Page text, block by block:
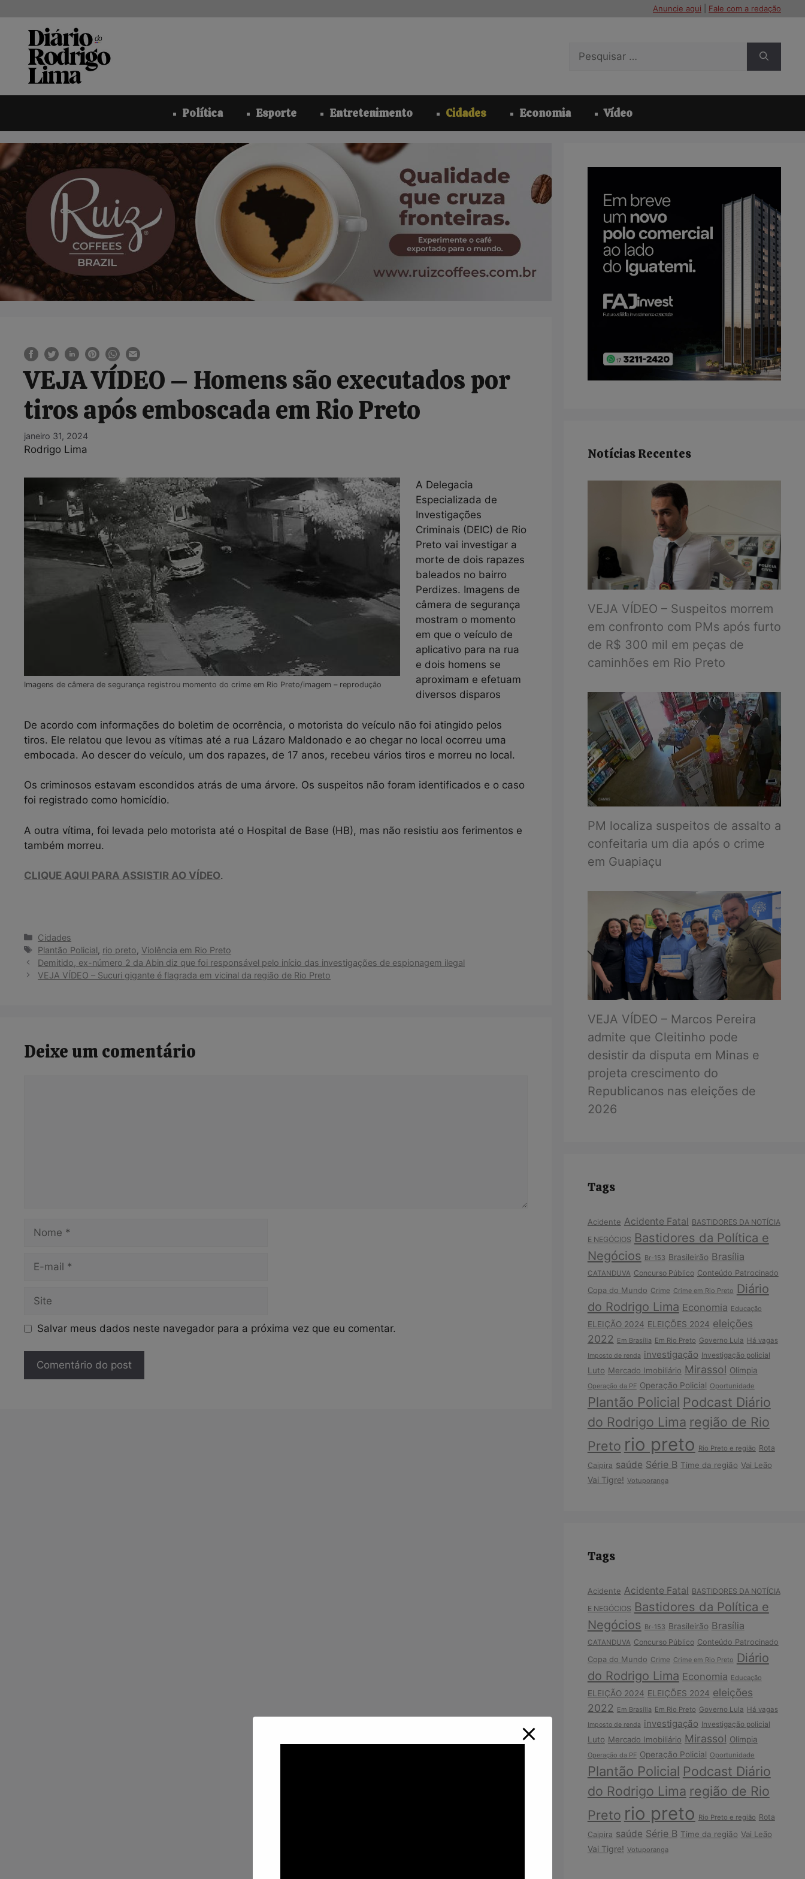
conteúdo
Anuncie aqui Fale com a redação
por:
Política Esporte Entretenimento Cidades Economia Vídeo
VEJA VÍDEO – Homens são executados por
tiros após emboscada em Rio Preto
janeiro 31, 2024
Rodrigo Lima
Imagens de câmera de segurança registrou momento do crime em Rio Preto/imagem – reprodução
A Delegacia
Especializada de
Investigações
Criminais (DEIC) de Rio
Preto vai investigar a
morte de dois rapazes
baleados no bairro
Perdizes. Imagens de
câmera de segurança
mostram o momento
em que o veículo de
aplicativo para na rua
e dois homens se
aproximam e efetuam
diversos disparos
De acordo com informações do boletim de ocorrência, o motorista do veículo não foi atingido pelos
tiros. Ele relatou que levou as vítimas até a rua Lázaro Maldonado e ao chegar no local ocorreu uma
embocada. Ao descer do veículo, um dos rapazes, de 17 anos, recebeu vários tiros e morreu no local.
Os criminosos estavam escondidos atrás de uma árvore. Os suspeitos não foram identificados e o caso
foi registrado como homicídio.
A outra vítima, foi levada pelo motorista até o Hospital de Base (HB), mas não resistiu aos ferimentos e
também morreu.
CLIQUE AQUI PARA ASSISTIR AO VÍDEO.
Categorias
Cidades
Tags
Plantão Policial, rio preto, Violência em Rio Preto
Demitido, ex-número 2 da Abin diz que foi responsável pelo início das investigações de espionagem ilegal
VEJA VÍDEO – Sucuri gigante é flagrada em vicinal da região de Rio Preto
Deixe um comentário
mail
Salvar meus dados neste navegador para a próxima vez que eu comentar.
Notícias Recentes
VEJA VÍDEO – Suspeitos morrem
em confronto com PMs após furto
de R$ 300 mil em peças de
caminhões em Rio Preto
PM localiza suspeitos de assalto a
confeitaria um dia após o crime
em Guapiaçu
VEJA VÍDEO – Marcos Pereira
admite que Cleitinho pode
desistir da disputa em Minas e
projeta crescimento do
Republicanos nas eleições de
2026
Tags
Acidente Acidente Fatal BASTIDORES DA NOTÍCIA
E NEGÓCIOS Bastidores da Política e
Negócios Br-153 Brasileirão Brasília
CATANDUVA Concurso Público Conteúdo Patrocinado
Copa do Mundo Crime Crime em Rio Preto Diário
do Rodrigo Lima Economia Educação
ELEIÇÃO 2024 ELEIÇÕES 2024 eleições
2022 Em Brasília Em Rio Preto Governo Lula Há vagas
Imposto de renda investigação Investigação policial
Luto Mercado Imobiliário Mirassol Olímpia
Operação da PF Operação Policial Oportunidade
Plantão Policial Podcast Diário
do Rodrigo Lima região de Rio
Preto rio preto Rio Preto e região Rota
Caipira saúde Série B Time da região Vai Leão
Vai Tigre! Votuporanga
Tags
Acidente Acidente Fatal BASTIDORES DA NOTÍCIA
E NEGÓCIOS Bastidores da Política e
Negócios Br-153 Brasileirão Brasília
CATANDUVA Concurso Público Conteúdo Patrocinado
Copa do Mundo Crime Crime em Rio Preto Diário
do Rodrigo Lima Economia Educação
ELEIÇÃO 2024 ELEIÇÕES 2024 eleições
2022 Em Brasília Em Rio Preto Governo Lula Há vagas
Imposto de renda investigação Investigação policial
Luto Mercado Imobiliário Mirassol Olímpia
Operação da PF Operação Policial Oportunidade
Plantão Policial Podcast Diário
do Rodrigo Lima região de Rio
Preto rio preto Rio Preto e região Rota
Caipira saúde Série B Time da região Vai Leão
Vai Tigre! Votuporanga